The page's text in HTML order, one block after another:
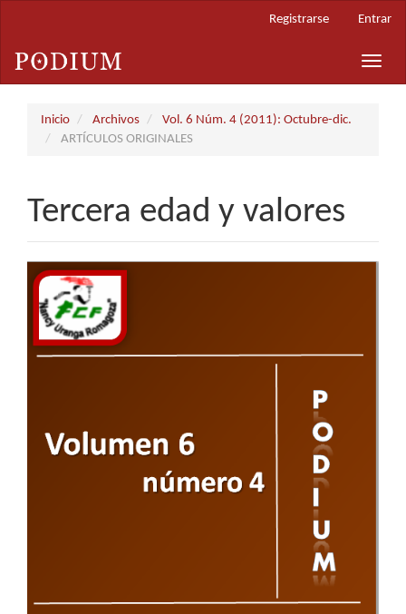
principal
Barra
Registrarse Entrar
Toggle
Inicio Archivos
Vol. 6 Núm. 4 (2011): Octubre-dic.
ARTÍCULOS ORIGINALES
Tercera edad y valores
Barra
lateral
del